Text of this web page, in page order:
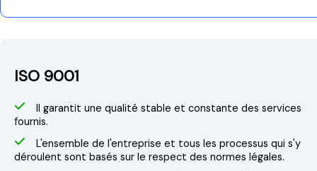
ISO 9001
Il garantit une qualité stable et constante des services
fournis.
L'ensemble de l'entreprise et tous les processus qui s'y
déroulent sont basés sur le respect des normes légales.